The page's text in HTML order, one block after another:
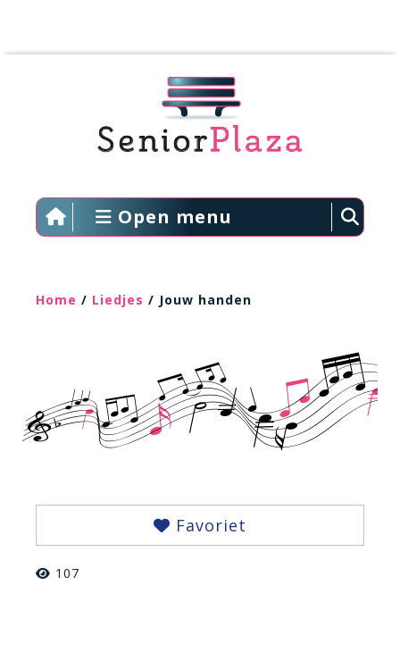
Open menu
Home / Liedjes / Jouw handen
Favoriet
107